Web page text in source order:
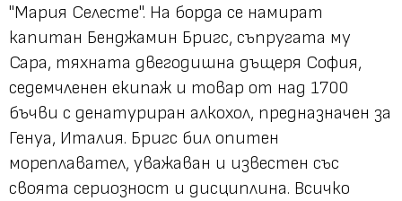
"Мария Селесте". На борда се намират
капитан Бенджамин Бригс, съпругата му
Сара, тяхната двегодишна дъщеря София,
седемчленен екипаж и товар от над 1700
бъчви с денатуриран алкохол, предназначен за
Генуа, Италия. Бригс бил опитен
мореплавател, уважаван и известен със
своята сериозност и дисциплина. Всичко